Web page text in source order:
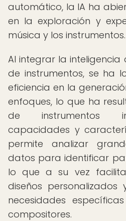
automático, la IA ha
en la exploración y
música y los instrumentos.
Al integrar la inteligencia
de instrumentos, se ha
eficiencia en la
enfoques, lo que ha
de instrumentos
capacidades y
permite analizar
datos para identificar
lo que a su vez
diseños
necesidades
compositores.